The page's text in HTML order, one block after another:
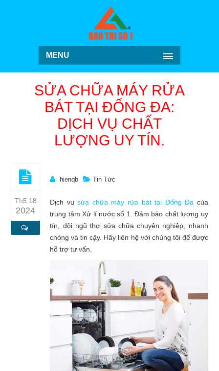
MENU
SỬA CHỮA MÁY RỬA
BÁT TẠI ĐỐNG ĐA:
DỊCH VỤ CHẤT
LƯỢNG UY TÍN.
Th5 18
2024
hienqb Tin Tức
Dịch vụsửa chữa máy rửa bát tại Đống Đa của
trung tâm Xử lí nước số 1. Đảm bảo chất lượng uy
tín, đội ngũ thợ sửa chữa chuyên nghiệp, nhanh
chóng và tin cậy. Hãy liên hệ với chúng tôi để được
hỗ trợ tư vấn.